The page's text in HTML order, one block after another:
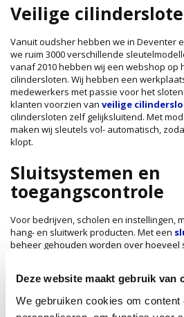
Deze website maakt gebruik van
We gebruiken cookies om content
Veilige
Vanuit oudsher hebben we in Deventer
we ruim 3000 verschillende
vanaf 2010 hebben wij een webshop op
cilindersloten. Wij hebben een
medewerkers met passie voor het
klanten voorzien van veilige
cilindersloten zelf gelijksluitend. Met
maken wij sleutels vol- automatisch,
klopt.
Sluitsystemen en
toegangscontrole
Voor bedrijven, scholen en instellingen,
hang- en sluitwerk producten. Met een
beheer gehouden worden over hoeveel
service support bieden. Niet alleen het
de producten, maar ook het monteren